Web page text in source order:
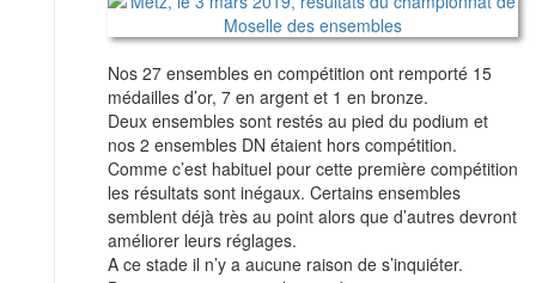
Nos 27 ensembles en compétition ont remporté 15
médailles d’or, 7 en argent et 1 en bronze.
Deux ensembles sont restés au pied du podium et
nos 2 ensembles DN étaient hors compétition.
Comme c’est habituel pour cette première compétition
les résultats sont inégaux. Certains ensembles
semblent déjà très au point alors que d’autres devront
améliorer leurs réglages.
A ce stade il n’y a aucune raison de s’inquiéter.